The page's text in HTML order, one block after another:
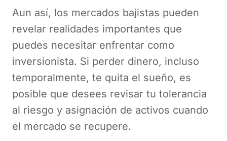
Aun así, los mercados bajistas pueden
revelar realidades importantes que
puedes necesitar enfrentar como
inversionista. Si perder dinero, incluso
temporalmente, te quita el sueño, es
posible que desees revisar tu tolerancia
al riesgo y asignación de activos cuando
el mercado se recupere.